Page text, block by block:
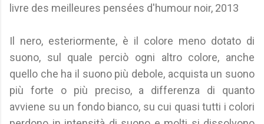
livre des meilleures pensées d'humour noir, 2013
Il nero, esteriormente, è il colore meno dotato di
suono, sul quale perciò ogni altro colore, anche
quello che ha il suono più debole, acquista un suono
più forte o più preciso, a differenza di quanto
avviene su un fondo bianco, su cui quasi tutti i colori